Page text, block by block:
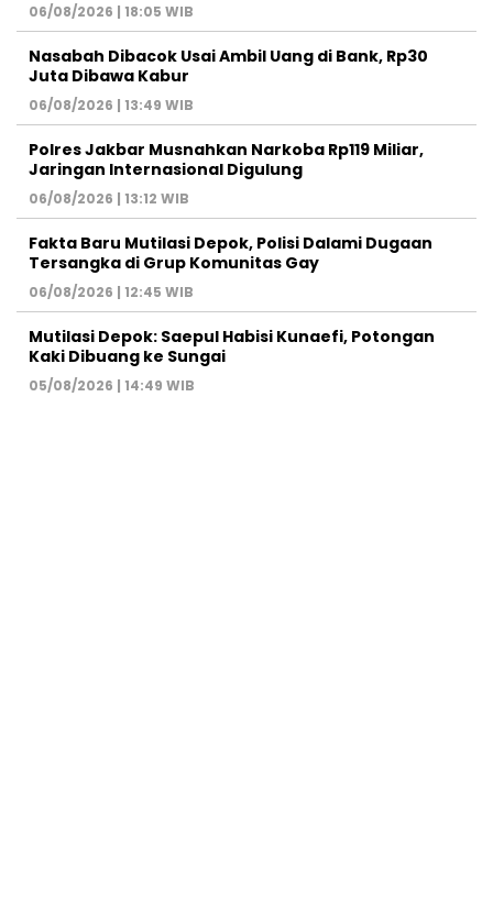
06/08/2026 | 18:05 WIB
Nasabah Dibacok Usai Ambil Uang di Bank, Rp30
Juta Dibawa Kabur
06/08/2026 | 13:49 WIB
Polres Jakbar Musnahkan Narkoba Rp119 Miliar,
Jaringan Internasional Digulung
06/08/2026 | 13:12 WIB
Fakta Baru Mutilasi Depok, Polisi Dalami Dugaan
Tersangka di Grup Komunitas Gay
06/08/2026 | 12:45 WIB
Mutilasi Depok: Saepul Habisi Kunaefi, Potongan
Kaki Dibuang ke Sungai
05/08/2026 | 14:49 WIB